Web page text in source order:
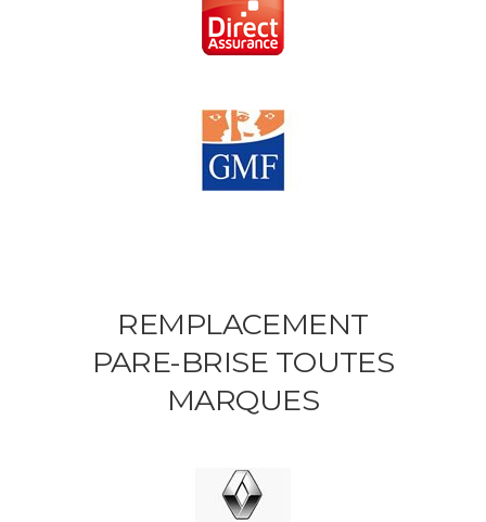
REMPLACEMENT
PARE-BRISE TOUTES
MARQUES